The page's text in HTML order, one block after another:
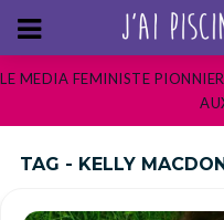
LE MEDIA FEMINISTE
TAG - KELLY